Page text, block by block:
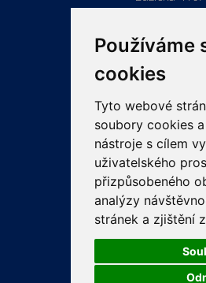
Používáme
cookies
Tyto webové
soubory cookies
nástroje s cílem
uživatelského
přizpůsobeného
analýzy
stránek a zjištění
ODKAZY
PRO
PRO